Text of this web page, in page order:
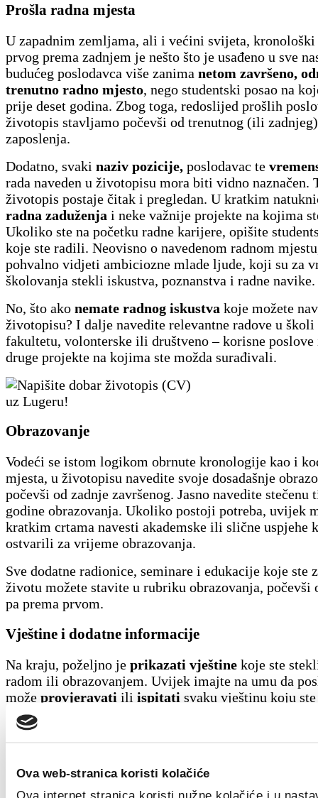
Ova web-stranica koristi kolačiće
Ova internet stranica koristi nužne kolačiće i u
Prošla radna mjesta
U zapadnim zemljama, ali i većini svijeta, kronološki
prvog prema zadnjem je nešto što je usađeno u sve
budućeg poslodavca više zanima netom završeno,
trenutno radno mjesto, nego studentski posao na
prije deset godina. Zbog toga, redoslijed prošlih
životopis stavljamo počevši od trenutnog (ili
zaposlenja.
Dodatno, svaki naziv pozicije, poslodavac te
rada naveden u životopisu mora biti vidno naznačen.
životopis postaje čitak i pregledan. U kratkim
radna zaduženja i neke važnije projekte na kojima
Ukoliko ste na početku radne karijere, opišite
koje ste radili. Neovisno o navedenom radnom
pohvalno vidjeti ambiciozne mlade ljude, koji su za
školovanja stekli iskustva, poznanstva i radne navike.
No, što ako nemate radnog iskustva koje možete
životopisu? I dalje navedite relevantne radove u
fakultetu, volonterske ili društveno – korisne
druge projekte na kojima ste možda surađivali.
Obrazovanje
Vodeći se istom logikom obrnute kronologije kao i
mjesta, u životopisu navedite svoje dosadašnje
počevši od zadnje završenog. Jasno navedite stečenu
godine obrazovanja. Ukoliko postoji potreba, uvijek
kratkim crtama navesti akademske ili slične uspjehe
ostvarili za vrijeme obrazovanja.
Sve dodatne radionice, seminare i edukacije koje ste
životu možete stavite u rubriku obrazovanja, počevši
pa prema prvom.
Vještine i dodatne informacije
Na kraju, poželjno je prikazati vještine koje ste
radom ili obrazovanjem. Uvijek imajte na umu da
može provjeravati ili ispitati svaku vještinu koju
životopisu. Zbog toga, samo
Napredno poznavanje MS Office alata) je dobro ali
Vještine koje navodite, kao i sve dodatne relevantne